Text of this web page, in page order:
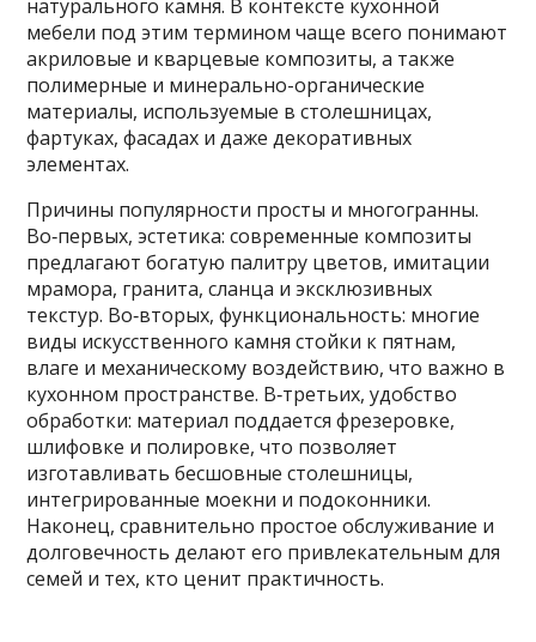
натурального камня. В контексте кухонной
мебели под этим термином чаще всего понимают
акриловые и кварцевые композиты, а также
полимерные и минерально-органические
материалы, используемые в столешницах,
фартуках, фасадах и даже декоративных
элементах.
Причины популярности просты и многогранны.
Во‑первых, эстетика: современные композиты
предлагают богатую палитру цветов, имитации
мрамора, гранита, сланца и эксклюзивных
текстур. Во‑вторых, функциональность: многие
виды искусственного камня стойки к пятнам,
влаге и механическому воздействию, что важно в
кухонном пространстве. В‑третьих, удобство
обработки: материал поддается фрезеровке,
шлифовке и полировке, что позволяет
изготавливать бесшовные столешницы,
интегрированные моекни и подоконники.
Наконец, сравнительно простое обслуживание и
долговечность делают его привлекательным для
семей и тех, кто ценит практичность.